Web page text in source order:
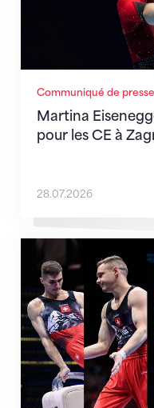
Communiqué de presse
Martina
pour les CE à
28.07.2026
L'équipe masculine